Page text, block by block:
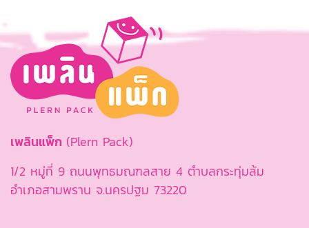
เพลินแพ็ก (Plern Pack)
1/2 หมู่ที่ 9 ถนนพุทธมณฑลสาย 4 ตำบลกระทุ่มล้ม
อำเภอสามพราน จ.นครปฐม 73220